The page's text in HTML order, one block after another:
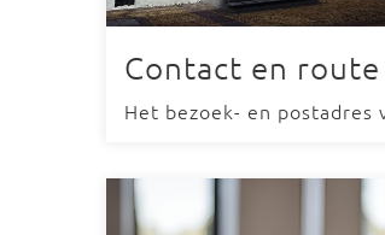
Contact en route
Het bezoek- en postadres